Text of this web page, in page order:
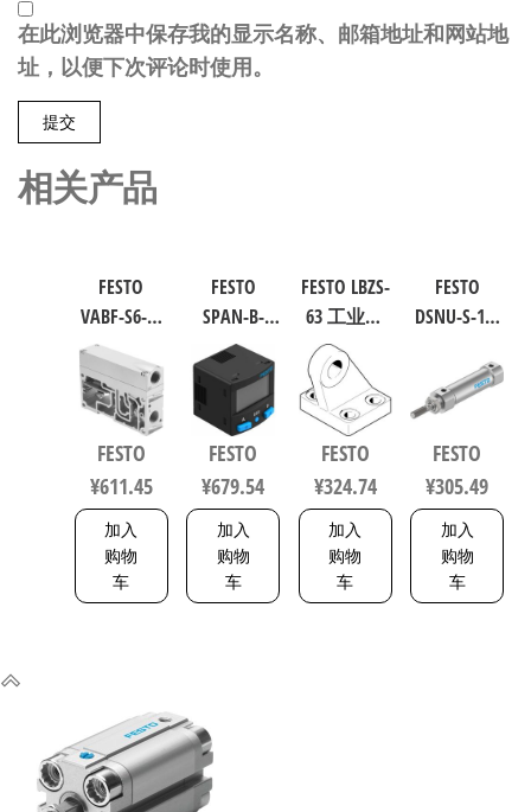
在此浏览器中保存我的显示名称、邮箱地址和网站地
址，以便下次评论时使用。
相关产品
FESTO
VABF-S6-1-
P1A7-G12
软启动阀
539231
FESTO
¥611.45
加入
购物
车
FESTO
SPAN-B-
B11R-Q4-
PN-L1+2.5S
传感器/连
接电缆
8114774
FESTO
¥679.54
加入
购物
车
FESTO LBZS-
63 工业自
动化零部
件 规格63
33846
FESTO
¥324.74
加入
购物
车
FESTO
DSNU-S-16-
气缸 行程
40mm 缸径
ISO 6432 /
CETOP RP 52
P 5216093
FESTO
¥305.49
加入
购物
车